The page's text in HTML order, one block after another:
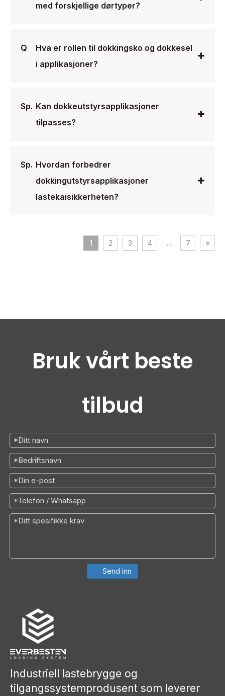
med forskjellige dørtyper?
Q
Hva er rollen til dokkingsko og dokkesel
i applikasjoner?
Sp. Kan dokkeutstyrsapplikasjoner
tilpasses?
Sp. Hvordan forbedrer
dokkingutstyrsapplikasjoner
lastekaisikkerheten?
1 2 3 4 ... 7 »
Bruk vårt beste
tilbud
Send inn
Industriell lastebrygge og
tilgangssystemprodusent som leverer